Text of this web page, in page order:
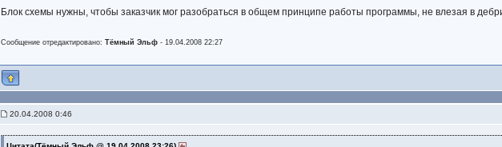
Блок схемы нужны, чтобы заказчик мог разобраться в общем принципе работы программы, не влезая в
Сообщение отредактировано:Тёмный Эльф - 19.04.2008 22:27
20.04.2008 0:46